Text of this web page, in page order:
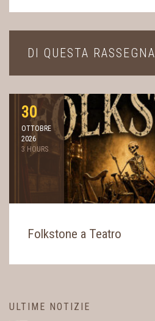
DI QUESTA RASSEGNA
30
OTTOBRE
2026
3 HOURS
Folkstone a Teatro
ULTIME NOTIZIE